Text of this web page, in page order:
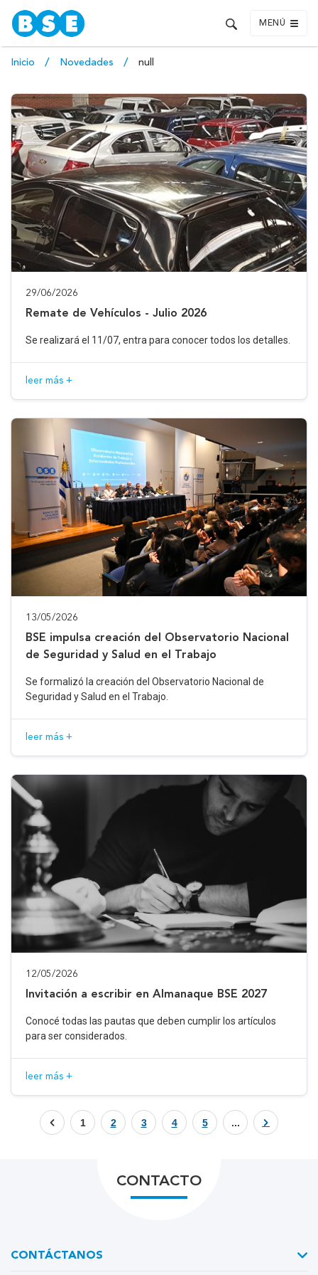
MENÚ
Inicio Novedades null
29/06/2026
Remate de Vehículos - Julio 2026
Se realizará el 11/07, entra para conocer todos los detalles.
leer más +
13/05/2026
BSE impulsa creación del Observatorio Nacional
de Seguridad y Salud en el Trabajo
Se formalizó la creación del Observatorio Nacional de
Seguridad y Salud en el Trabajo.
leer más +
12/05/2026
Invitación a escribir en Almanaque BSE 2027
Conocé todas las pautas que deben cumplir los artículos
para ser considerados.
leer más +
1 2 3 4 5 ...
CONTACTO
CONTÁCTANOS